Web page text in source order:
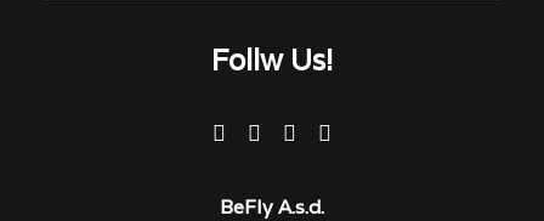
Follw Us!
BeFly A.s.d.